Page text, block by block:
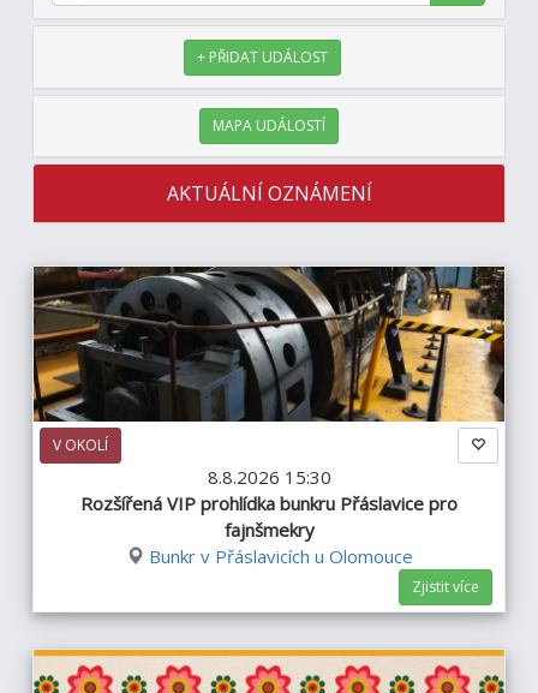
+ PŘIDAT UDÁLOST
MAPA UDÁLOSTÍ
AKTUÁLNÍ OZNÁMENÍ
V OKOLÍ
8.8.2026 15:30
Rozšířená VIP prohlídka bunkru Přáslavice pro
fajnšmekry
Bunkr v Přáslavicích u Olomouce
Zjistit více